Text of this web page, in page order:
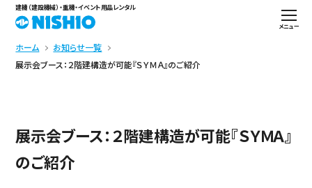
建機（建設機械）・重機・イベント用品レンタル
メニュー
ホーム
お知らせ一覧
展示会ブース：２階建構造が可能『ＳＹＭＡ』のご紹介
展示会ブース：２階建構造が可能『ＳＹＭＡ』
のご紹介